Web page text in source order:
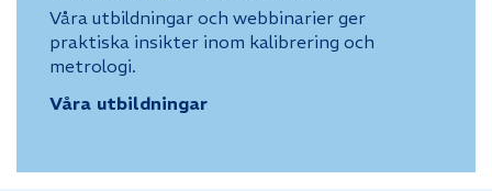
Våra utbildningar och webbinarier ger
praktiska insikter inom kalibrering och
metrologi.
Våra utbildningar